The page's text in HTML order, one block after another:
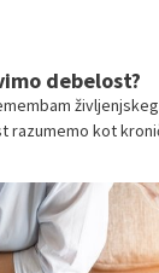
debelost?
razumemo kot